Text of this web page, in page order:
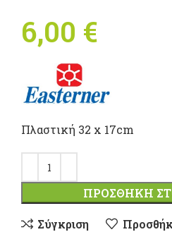
6,00 €
Πλαστική 32 x 17cm
ΠΡΟΣΘΉΚΗ
Σύγκριση